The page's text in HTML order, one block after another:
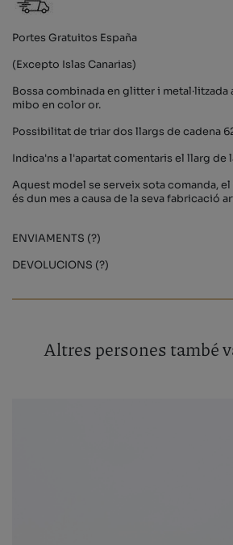
Portes Gratuitos España
(Excepto Islas Canarias)
Bossa combinada en glitter i metal·litzada
mibo en color or.
Possibilitat de triar dos llargs de cadena
Indica'ns a l'apartat comentaris el llarg de
Aquest model se serveix sota comanda,
és dun mes a causa de la seva fabricació
ENVIAMENTS (?)
DEVOLUCIONS (?)
Altres persones també